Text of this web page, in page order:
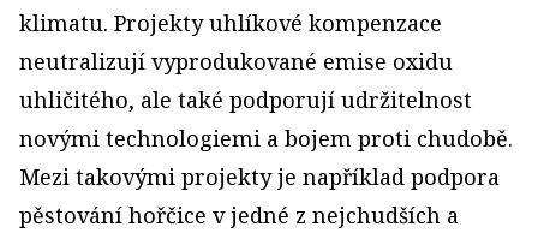
klimatu. Projekty uhlíkové kompenzace
neutralizují vyprodukované emise oxidu
uhličitého, ale také podporují udržitelnost
novými technologiemi a bojem proti chudobě.
Mezi takovými projekty je například podpora
pěstování hořčice v jedné z nejchudších a